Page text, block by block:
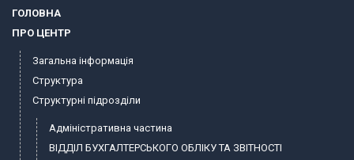
ГОЛОВНА
ПРО ЦЕНТР
Загальна інформація
Структура
Структурні підрозділи
Адміністративна частина
ВІДДІЛ БУХГАЛТЕРСЬКОГО ОБЛІКУ ТА ЗВІТНОСТІ